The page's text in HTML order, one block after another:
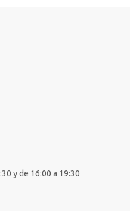
y de 16:00 a 19:30